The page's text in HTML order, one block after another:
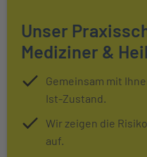
Unser
Mediziner &
Gemeinsam mit
Ist-Zustand.
Wir zeigen die
auf.